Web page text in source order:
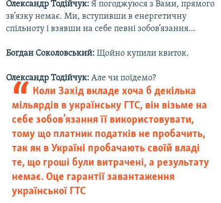
Олександр Тодійчук: Я погоджуюся з Вами, прямого
зв’язку немає. Ми, вступивши в енергетичну
спільноту і взявши на себе певні зобов’язання…
Богдан Соколовський: Щойно купили квиток.
Олександр Тодійчук:
Коли Захід вкладе хоча б декілька
мільярдів в українську ГТС, він візьме на
себе зобов’язання її використовувати,
тому що платник податків не пробачить,
так як в Україні пробачають своїй владі
те, що гроші були витрачені, а результату
немає. Оце гарантії завантаження
української ГТС
Але чи поїдемо?